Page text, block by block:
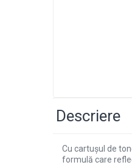
Descriere
Cu cartușul de
formulă care